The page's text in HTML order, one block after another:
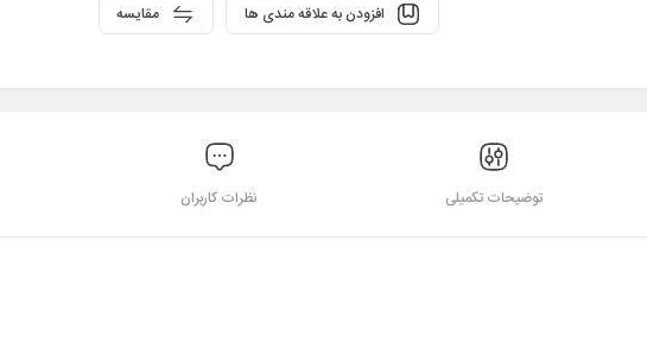
مقایسه افزودن به علاقه مندی ها
توضیحات تکمیلی نظرات کاربران